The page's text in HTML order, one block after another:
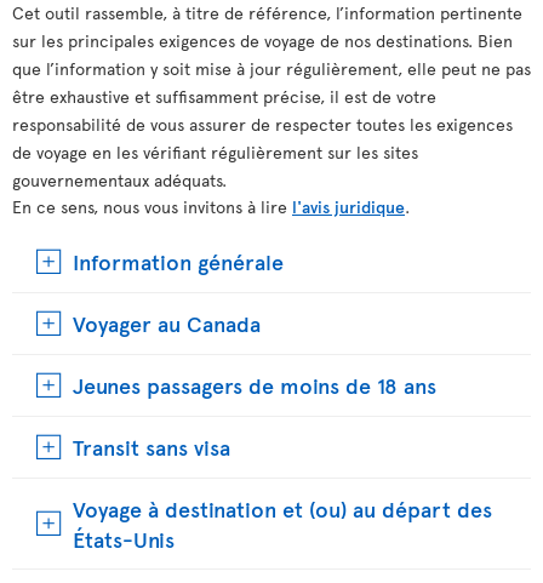
Cet outil rassemble, à titre de référence, l’information pertinente
sur les principales exigences de voyage de nos destinations. Bien
que l’information y soit mise à jour régulièrement, elle peut ne pas
être exhaustive et suffisamment précise, il est de votre
responsabilité de vous assurer de respecter toutes les exigences
de voyage en les vérifiant régulièrement sur les sites
gouvernementaux adéquats.
En ce sens, nous vous invitons à lire l'avis juridique.
Information générale
Voyager au Canada
Jeunes passagers de moins de 18 ans
Transit sans visa
Voyage à destination et (ou) au départ des
États-Unis